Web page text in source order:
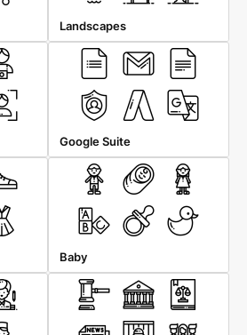
Landscapes
Google Suite
Baby